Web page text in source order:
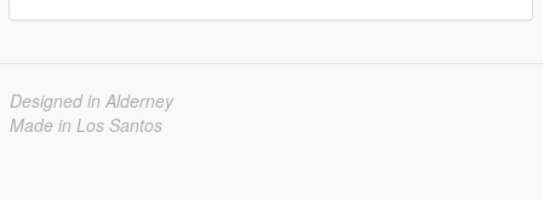
Designed in Alderney
Made in Los Santos